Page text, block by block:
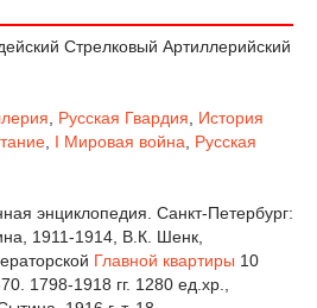
Стрелковый Артиллерийский
Русская Гвардия
История
I Мировая война
Русская
энциклопедия. Санкт-Петербург:
1911-1914, В.К. Шенк,
Главной квартиры 10
1798-1918 гг. 1280 ед.хр.,